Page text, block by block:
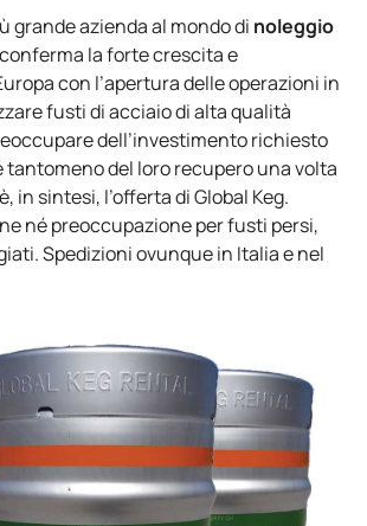
grande azienda al mondo di noleggio
la forte crescita e
con l’apertura delle operazioni in
fusti di acciaio di alta qualità
dell’investimento richiesto
tantomeno del loro recupero una volta
in sintesi, l’offerta di Global Keg.
né preoccupazione per fusti persi,
Spedizioni ovunque in Italia e nel